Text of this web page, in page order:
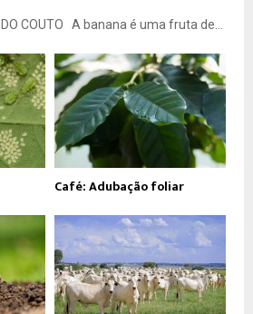
COUTO A banana é uma fruta de...
Café: Adubação foliar